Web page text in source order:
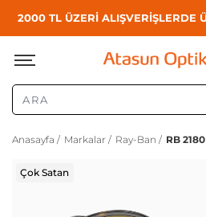
2000 TL ÜZERİ ALIŞVERİŞLERDE
Anasayfa / Markalar / Ray-Ban / RB
Çok Satan